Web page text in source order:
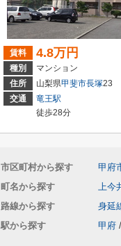
賃料 4.8万円
種別
マンション
住所
山梨県甲斐市長塚23
交通
竜王駅
徒歩28分
市区町村から探す 甲府
町名から探す
上今
路線から探す
身延
駅から探す
甲府 /